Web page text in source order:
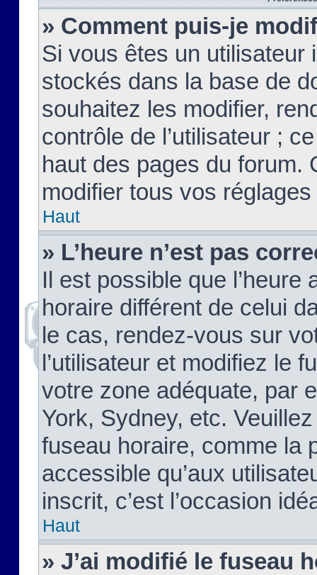
» Comment puis-je
Si vous êtes un
stockés dans la base de
souhaitez les modifier,
contrôle de l’utilisateur ;
haut des pages du forum.
modifier tous vos
Haut
» L’heure n’est pas
Il est possible que
horaire différent de celui
le cas, rendez-vous sur
l’utilisateur et modifiez le
votre zone adéquate, par
York, Sydney, etc.
fuseau horaire, comme la
accessible qu’aux
inscrit, c’est l’occasion
Haut
» J’ai modifié le fuseau